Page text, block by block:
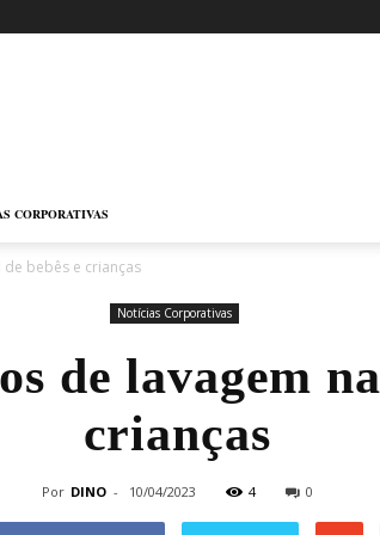
CORPORATIVAS
bebês e crianças
Notícias Corporativas
de lavagem
crianças
Por DINO - 10/04/2023 4 0